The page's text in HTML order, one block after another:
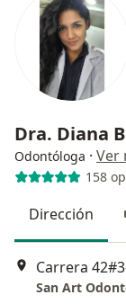
Dra. Diana
Odontóloga · Ver
158
Dirección
Carrera
San Art